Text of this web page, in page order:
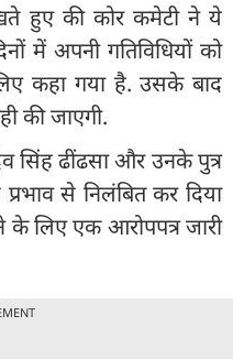
देखते हुए की कोर कमेटी ने ये
में अपनी गतिविधियों को
कहा गया है. उसके बाद
की जाएगी.
सिंह ढींढसा और उनके पुत्र
से निलंबित कर दिया
लिए एक आरोपपत्र जारी